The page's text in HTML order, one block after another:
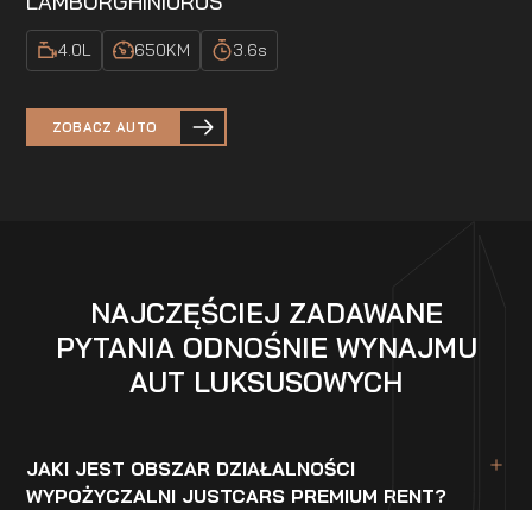
4.0L 650KM 3.6s
ZOBACZ AUTO
NAJCZĘŚCIEJ ZADAWANE
PYTANIA ODNOŚNIE WYNAJMU
AUT LUKSUSOWYCH
JAKI JEST OBSZAR DZIAŁALNOŚCI
WYPOŻYCZALNI JUSTCARS PREMIUM RENT?